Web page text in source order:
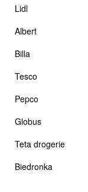
Lidl
Albert
Billa
Tesco
Pepco
Globus
Teta drogerie
Biedronka